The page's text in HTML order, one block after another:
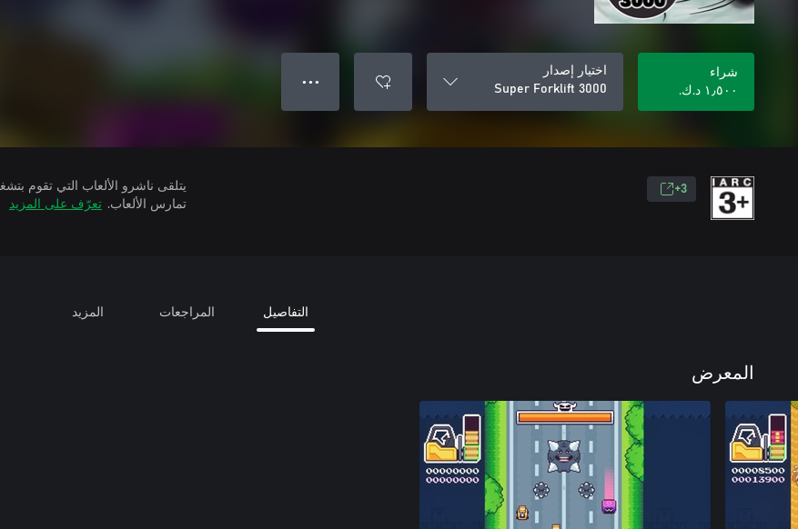
شراء
١٫٥٠٠ د.ك.‏
اختيار إصدار
Super Forklift 3000
● ● ●
3+
تمارس الألعاب. تعرّف على المزيد
التفاصيل المراجعات المزيد
المعرض